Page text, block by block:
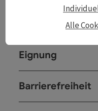
Eignung
Barrierefreiheit
Alle